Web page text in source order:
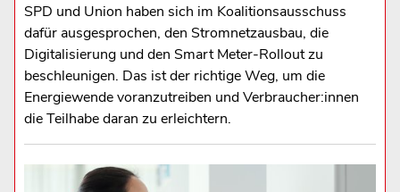
SPD und Union haben sich im Koalitionsausschuss
dafür ausgesprochen, den Stromnetzausbau, die
Digitalisierung und den Smart Meter-Rollout zu
beschleunigen. Das ist der richtige Weg, um die
Energiewende voranzutreiben und Verbraucher:innen
die Teilhabe daran zu erleichtern.